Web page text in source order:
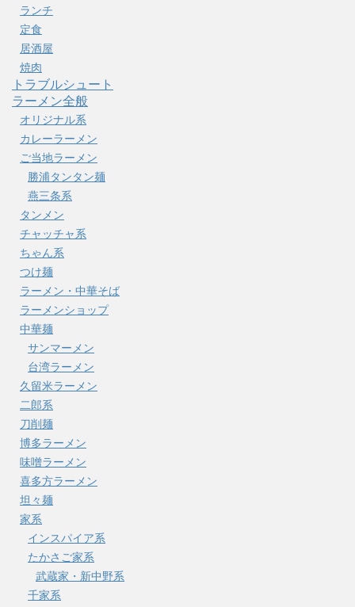
ランチ
定食
居酒屋
焼肉
トラブルシュート
ラーメン全般
オリジナル系
カレーラーメン
ご当地ラーメン
勝浦タンタン麺
燕三条系
タンメン
チャッチャ系
ちゃん系
つけ麺
ラーメン・中華そば
ラーメンショップ
中華麺
サンマーメン
台湾ラーメン
久留米ラーメン
二郎系
刀削麺
博多ラーメン
味噌ラーメン
喜多方ラーメン
坦々麺
家系
インスパイア系
たかさご家系
武蔵家・新中野系
千家系